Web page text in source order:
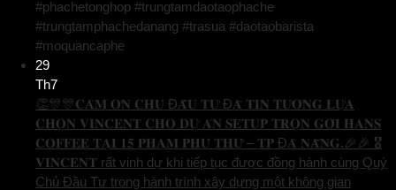
#phachetonghop #trungtamdaotaophache
#trungtamphachedanang #trasua #daotaobarista
#moquancaphe
29
Th7
👏🎊🎊𝐂𝐀̉𝐌 𝐎̛𝐍 𝐂𝐇𝐔̉ Đ𝐀̂̀𝐔 𝐓𝐔̛ Đ𝐀̃ 𝐓𝐈𝐍 𝐓𝐔̛𝐎̛̉𝐍𝐆 𝐋𝐔̛̣𝐀
𝐂𝐇𝐎̣𝐍 𝐕𝐈𝐍𝐂𝐄𝐍𝐓 𝐂𝐇𝐎 𝐃𝐔̛̣ 𝐀́𝐍 𝐒𝐄𝐓𝐔𝐏 𝐓𝐑𝐎̣𝐍 𝐆𝐎́𝐈 𝐇𝐀𝐍𝐒
𝐂𝐎𝐅𝐅𝐄𝐄 𝐓𝐀̣𝐈 𝟏𝟓 𝐏𝐇𝐀̣𝐌 𝐏𝐇𝐔́ 𝐓𝐇𝐔̛́ – 𝐓𝐏 Đ𝐀̀ 𝐍𝐀̆̃𝐍𝐆.🎉🎉 🎖️
𝐕𝐈𝐍𝐂𝐄𝐍𝐓 rất vinh dự khi tiếp tục được đồng hành cùng Quý
Chủ Đầu Tư trong hành trình xây dựng một không gian